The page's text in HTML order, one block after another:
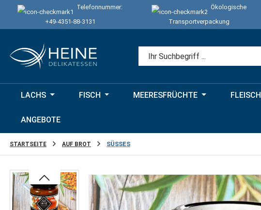
Hauptinhalt springen
Zur Suche springen
Zur Hauptnavigation springen
Telefonnummer:
+49-4351-88-3131
Ökologische
Transportverpackung
LACHS FISCH MEERESFRÜCHTE FLEISCH
ANGEBOTE
STARTSEITE AUF BROT SÜSSES
Bildergalerie überspringen